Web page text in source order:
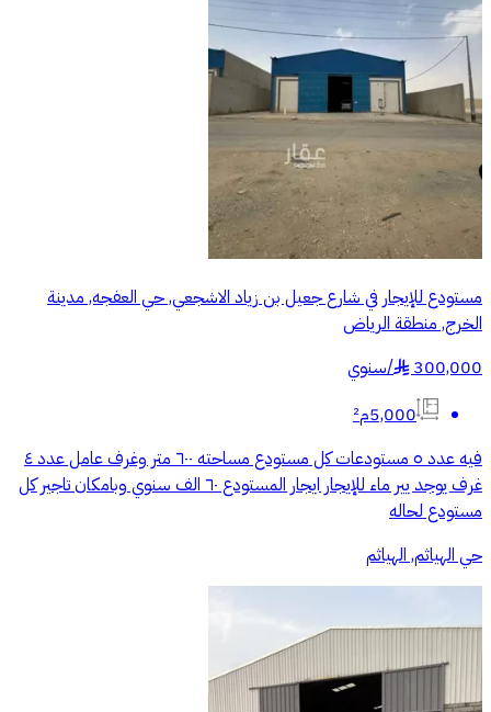
مستودع للإيجار في شارع جعيل بن زياد الاشجعي, حي العفجه, مدينة
الخرج, منطقة الرياض
300,000
§
/سنوي
5,000م²
فيه عدد ٥ مستودعات كل مستودع مساحته ٦٠٠ متر وغرف عامل عدد ٤
غرف يوجد يير ماء للإيجار ايجار المستودع ٦٠ الف سنوي وبامكان تاجير كل
مستودع لحاله
حي الهياثم, الهياثم